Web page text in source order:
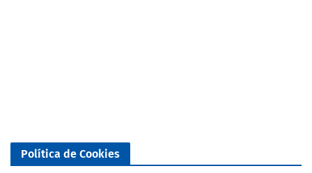
Política de Cookies